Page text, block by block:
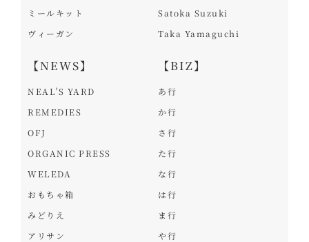
ミールキット
ヴィーガン
【NEWS】
NEAL'S YARD
REMEDIES
OFJ
ORGANIC PRESS
WELEDA
おもちゃ箱
みどりえ
アリサン
Satoka Suzuki
Taka Yamaguchi
【BIZ】
あ行
か行
さ行
た行
な行
は行
ま行
や行